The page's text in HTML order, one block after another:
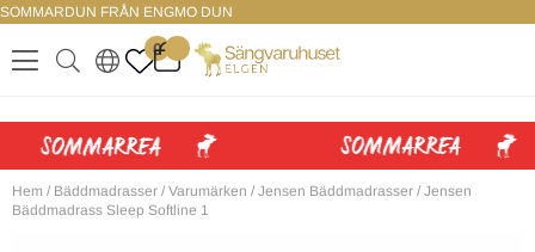
SOMMARDUN FRÅN ENGMO DUN
.
0
. ..
LOGGA IN
Hem / Bäddmadrasser / Varumärken / Jensen Bäddmadrasser / Jensen
Bäddmadrass Sleep Softline 1